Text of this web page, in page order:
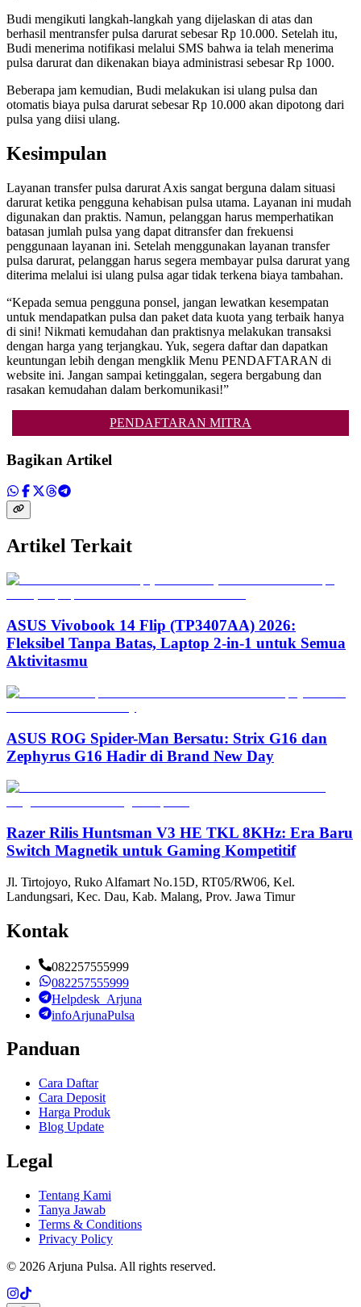
Budi mengikuti langkah-langkah yang dijelaskan di atas dan
berhasil mentransfer pulsa darurat sebesar Rp 10.000. Setelah itu,
Budi menerima notifikasi melalui SMS bahwa ia telah menerima
pulsa darurat dan dikenakan biaya administrasi sebesar Rp 1000.
Beberapa jam kemudian, Budi melakukan isi ulang pulsa dan
otomatis biaya pulsa darurat sebesar Rp 10.000 akan dipotong dari
pulsa yang diisi ulang.
Kesimpulan
Layanan transfer pulsa darurat Axis sangat berguna dalam situasi
darurat ketika pengguna kehabisan pulsa utama. Layanan ini mudah
digunakan dan praktis. Namun, pelanggan harus memperhatikan
batasan jumlah pulsa yang dapat ditransfer dan frekuensi
penggunaan layanan ini. Setelah menggunakan layanan transfer
pulsa darurat, pelanggan harus segera membayar pulsa darurat yang
diterima melalui isi ulang pulsa agar tidak terkena biaya tambahan.
“Kepada semua pengguna ponsel, jangan lewatkan kesempatan
untuk mendapatkan pulsa dan paket data kuota yang terbaik hanya
di sini! Nikmati kemudahan dan praktisnya melakukan transaksi
dengan harga yang terjangkau. Yuk, segera daftar dan dapatkan
keuntungan lebih dengan mengklik Menu PENDAFTARAN di
website ini. Jangan sampai ketinggalan, segera bergabung dan
rasakan kemudahan dalam berkomunikasi!”
PENDAFTARAN MITRA
Bagikan Artikel
Artikel Terkait
ASUS Vivobook 14 Flip (TP3407AA) 2026:
Fleksibel Tanpa Batas, Laptop 2-in-1 untuk Semua
Aktivitasmu
ASUS ROG Spider-Man Bersatu: Strix G16 dan
Zephyrus G16 Hadir di Brand New Day
Razer Rilis Huntsman V3 HE TKL 8KHz: Era Baru
Switch Magnetik untuk Gaming Kompetitif
Jl. Tirtojoyo, Ruko Alfamart No.15D, RT05/RW06, Kel.
Landungsari, Kec. Dau, Kab. Malang, Prov. Jawa Timur
Kontak
082257555999
082257555999
Helpdesk_Arjuna
infoArjunaPulsa
Panduan
Cara Daftar
Cara Deposit
Harga Produk
Blog Update
Legal
Tentang Kami
Tanya Jawab
Terms & Conditions
Privacy Policy
© 2026 Arjuna Pulsa. All rights reserved.